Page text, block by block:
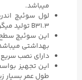
میباشد.
B31.۳ تولید میگردد.
این سوئیچ
بهداشتی
دارای نصب
این تجهیز
طول عمر بسیار